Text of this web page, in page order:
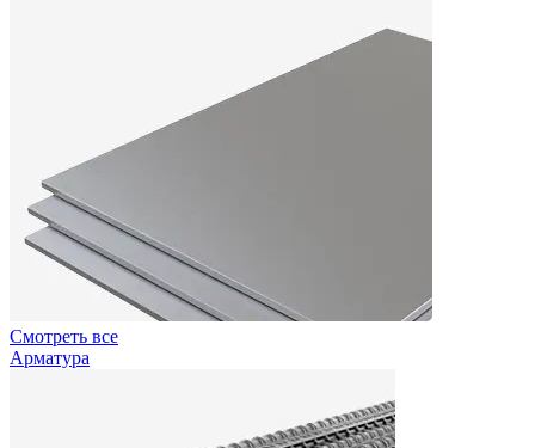
Смотреть все
Арматура